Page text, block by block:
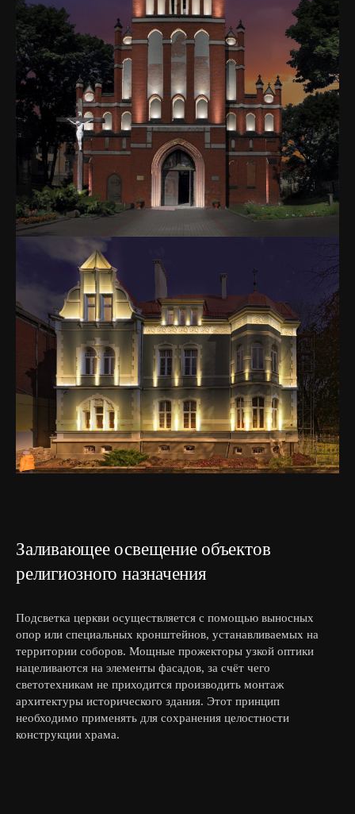
Заливающее освещение объектов
религиозного назначения
Подсветка церкви осуществляется с помощью выносных
опор или специальных кронштейнов, устанавливаемых на
территории соборов. Мощные прожекторы узкой оптики
нацеливаются на элементы фасадов, за счёт чего
светотехникам не приходится производить монтаж
архитектуры исторического здания. Этот принцип
необходимо применять для сохранения целостности
конструкции храма.